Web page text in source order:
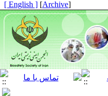
[
Archive
]
[ English ]